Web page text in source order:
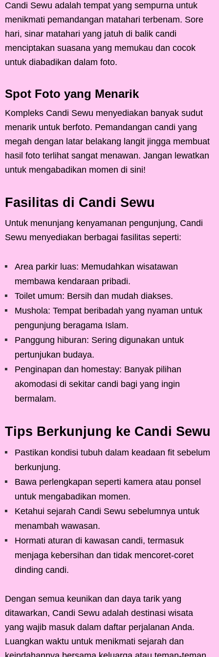
Candi Sewu adalah tempat yang sempurna untuk
menikmati pemandangan matahari terbenam. Sore
hari, sinar matahari yang jatuh di balik candi
menciptakan suasana yang memukau dan cocok
untuk diabadikan dalam foto.
Spot Foto yang Menarik
Kompleks Candi Sewu menyediakan banyak sudut
menarik untuk berfoto. Pemandangan candi yang
megah dengan latar belakang langit jingga membuat
hasil foto terlihat sangat menawan. Jangan lewatkan
untuk mengabadikan momen di sini!
Fasilitas di Candi Sewu
Untuk menunjang kenyamanan pengunjung, Candi
Sewu menyediakan berbagai fasilitas seperti:
Area parkir luas: Memudahkan wisatawan
membawa kendaraan pribadi.
Toilet umum: Bersih dan mudah diakses.
Mushola: Tempat beribadah yang nyaman untuk
pengunjung beragama Islam.
Panggung hiburan: Sering digunakan untuk
pertunjukan budaya.
Penginapan dan homestay: Banyak pilihan
akomodasi di sekitar candi bagi yang ingin
bermalam.
Tips Berkunjung ke Candi Sewu
Pastikan kondisi tubuh dalam keadaan fit sebelum
berkunjung.
Bawa perlengkapan seperti kamera atau ponsel
untuk mengabadikan momen.
Ketahui sejarah Candi Sewu sebelumnya untuk
menambah wawasan.
Hormati aturan di kawasan candi, termasuk
menjaga kebersihan dan tidak mencoret-coret
dinding candi.
Dengan semua keunikan dan daya tarik yang
ditawarkan, Candi Sewu adalah destinasi wisata
yang wajib masuk dalam daftar perjalanan Anda.
Luangkan waktu untuk menikmati sejarah dan